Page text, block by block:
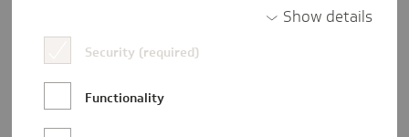
Show details
Security (required)
Functionality